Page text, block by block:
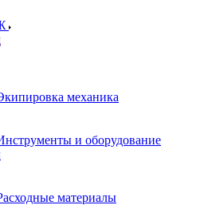
механика
и оборудование
материалы